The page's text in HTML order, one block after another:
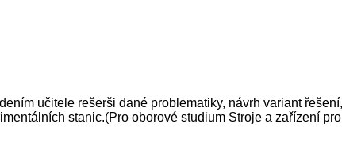
učitele rešerši dané problematiky, návrh variant
stanic.(Pro oborové studium Stroje a zařízení